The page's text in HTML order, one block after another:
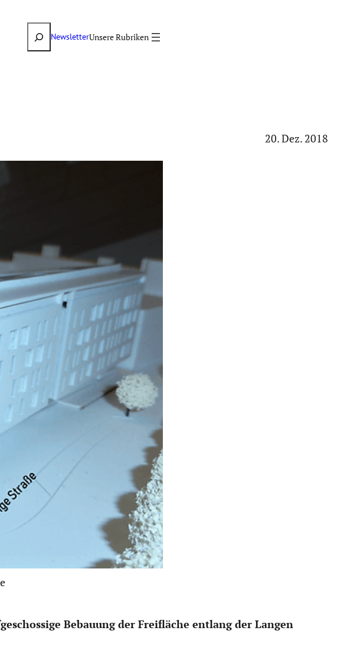
SuchenNewsletter
20. Dez. 2018
Bebauung der Freifläche entlang der Langen